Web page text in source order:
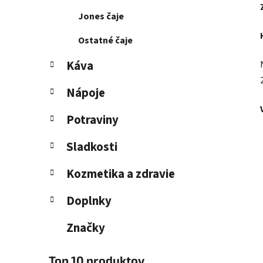
Jones čaje
Ostatné čaje
Káva
Nápoje
Potraviny
Sladkosti
Kozmetika a zdravie
Doplnky
Značky
Top 10 produktov